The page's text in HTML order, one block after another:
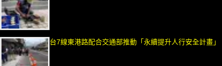
台7線東港路配合交通部推動「永續提升人行安全計畫」